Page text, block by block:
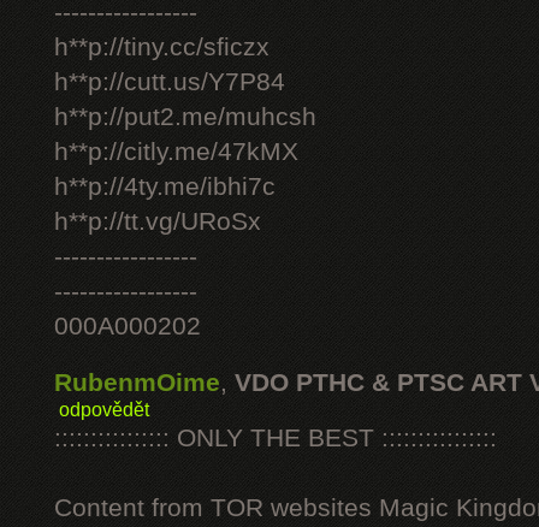
-----------------
h**p://tiny.cc/sficzx
h**p://cutt.us/Y7P84
h**p://put2.me/muhcsh
h**p://citly.me/47kMX
h**p://4ty.me/ibhi7c
h**p://tt.vg/URoSx
-----------------
-----------------
000A000202
RubenmOime, VDO PTHC & PTSC ART
odpovědět
:::::::::::::::: ONLY THE BEST ::::::::::::::::
Content from TOR websites Magic